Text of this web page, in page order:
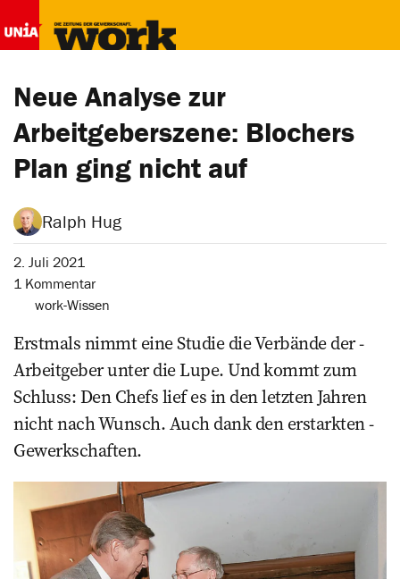
Neue Analyse zur
Arbeitgeberszene: Blochers
Plan ging nicht auf
Ralph Hug
2. Juli 2021
1 Kommentar
work-Wissen
Erstmals nimmt eine Studie­ die Verbände der ­
Arbeitgeber unter die Lupe. Und kommt zum
Schluss: Den Chefs lief es in den letzten ­Jahren
nicht nach Wunsch. Auch dank den erstarkten ­
Gewerkschaften.